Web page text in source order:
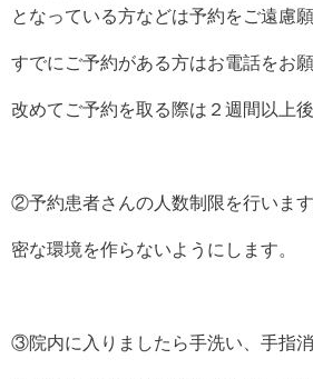
となっている方などは予約をご遠慮願
すでにご予約がある方はお電話をお願
改めてご予約を取る際は２週間以上後
②予約患者さんの人数制限を行います
密な環境を作らないようにします。
③院内に入りましたら手洗い、手指消